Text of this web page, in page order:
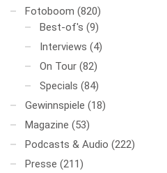
Fotoboom (820)
Best-of's (9)
Interviews (4)
On Tour (82)
Specials (84)
Gewinnspiele (18)
Magazine (53)
Podcasts & Audio (222)
Presse (211)